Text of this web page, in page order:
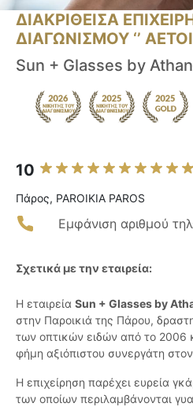
ΔΙΑΚΡΙΘΕΙΣΑ
ΔΙΑΓΩΝΙΣΜΟΥ ‘’ ΑΕΤΟΙ
Sun + Glasses by
10
Πάρος, PAROIKIA PAROS
Εμφάνιση αριθμού
Σχετικά με την εταιρεία:
Η εταιρεία Sun + Glasses by
στην Παροικιά της Πάρου,
των οπτικών ειδών από το 2006
φήμη αξιόπιστου συνεργάτη
Η επιχείρηση παρέχει ευρεία
των οποίων περιλαμβάνονται